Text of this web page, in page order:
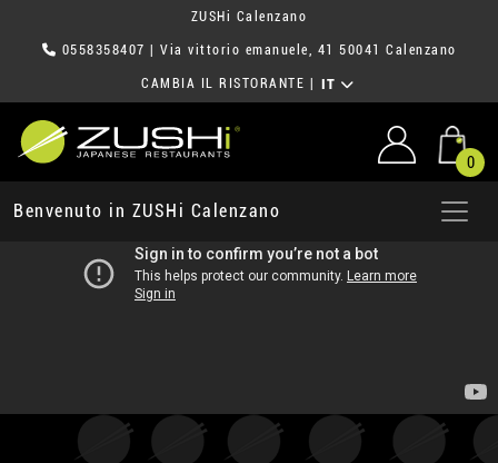
ZUSHi Calenzano
0558358407 | Via vittorio emanuele, 41 50041 Calenzano
CAMBIA IL RISTORANTE IT
0
Benvenuto in ZUSHi Calenzano